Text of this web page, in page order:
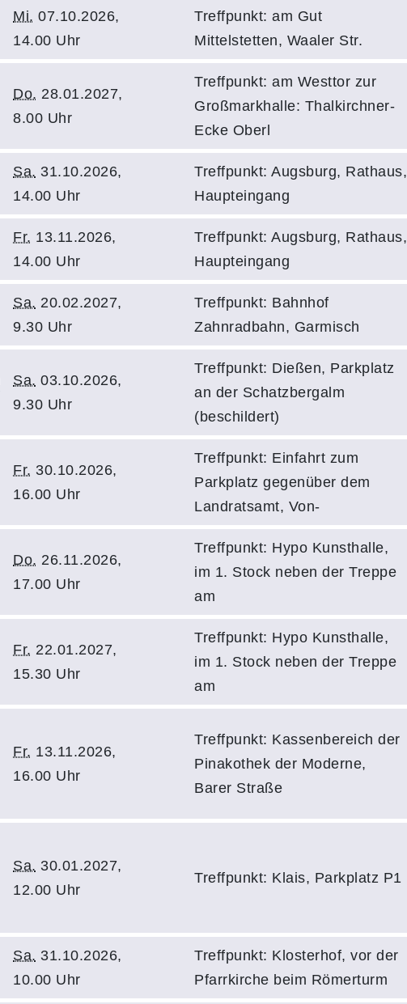
Mi. 07.10.2026,
14.00 Uhr
Treffpunkt: am Gut
Mittelstetten, Waaler Str.
Do. 28.01.2027,
8.00 Uhr
Treffpunkt: am Westtor zur
Großmarkhalle: Thalkirchner-
Ecke Oberl
Sa. 31.10.2026,
14.00 Uhr
Treffpunkt: Augsburg, Rathaus,
Haupteingang
Fr. 13.11.2026,
14.00 Uhr
Treffpunkt: Augsburg, Rathaus,
Haupteingang
Sa. 20.02.2027,
9.30 Uhr
Treffpunkt: Bahnhof
Zahnradbahn, Garmisch
Sa. 03.10.2026,
9.30 Uhr
Treffpunkt: Dießen, Parkplatz
an der Schatzbergalm
(beschildert)
Fr. 30.10.2026,
16.00 Uhr
Treffpunkt: Einfahrt zum
Parkplatz gegenüber dem
Landratsamt, Von-
Do. 26.11.2026,
17.00 Uhr
Treffpunkt: Hypo Kunsthalle,
im 1. Stock neben der Treppe
am
Fr. 22.01.2027,
15.30 Uhr
Treffpunkt: Hypo Kunsthalle,
im 1. Stock neben der Treppe
am
Fr. 13.11.2026,
16.00 Uhr
Treffpunkt: Kassenbereich der
Pinakothek der Moderne,
Barer Straße
Sa. 30.01.2027,
12.00 Uhr
Treffpunkt: Klais, Parkplatz P1
Sa. 31.10.2026,
10.00 Uhr
Treffpunkt: Klosterhof, vor der
Pfarrkirche beim Römerturm